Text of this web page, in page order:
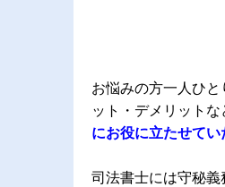
お悩みの方一人ひ
ット・デメリット
にお役に立たせてい
司法書士には守秘義